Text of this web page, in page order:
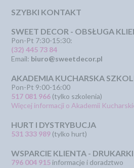
SZYBKI KONTAKT
SWEET DECOR - OBSŁUGA
Pon-Pt 7:30-15:30:
(32) 445 73 84
Email: biuro@sweetdecor.pl
AKADEMIA KUCHARSKA
Pon-Pt 9:00-16:00
517 081 966 (tylko szkolenia)
Więcej informacji o Akademii
HURT I DYSTRYBUCJA
531 333 989 (tylko hurt)
WSPARCIE KLIENTA -
796 004 915 informacje i doradztwo